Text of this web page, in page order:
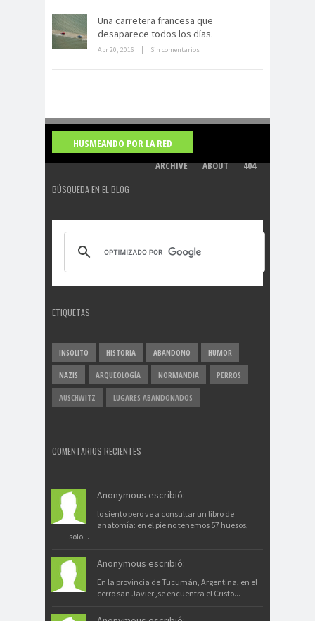
Una carretera francesa que
desaparece todos los días.
Apr 20, 2016 | Sin comentarios
HUSMEANDO POR LA RED
ARCHIVE ABOUT 404
BÚSQUEDA EN EL BLOG
ETIQUETAS
INSÓLITO HISTORIA ABANDONO HUMOR
NAZIS ARQUEOLOGÍA NORMANDIA PERROS
AUSCHWITZ LUGARES ABANDONADOS
COMENTARIOS RECIENTES
Anonymous escribió:
lo siento pero ve a consultar un libro de
anatomía: en el pie no tenemos 57 huesos,
solo...
Anonymous escribió:
En la provincia de Tucumán, Argentina, en el
cerro san Javier ,se encuentra el Cristo...